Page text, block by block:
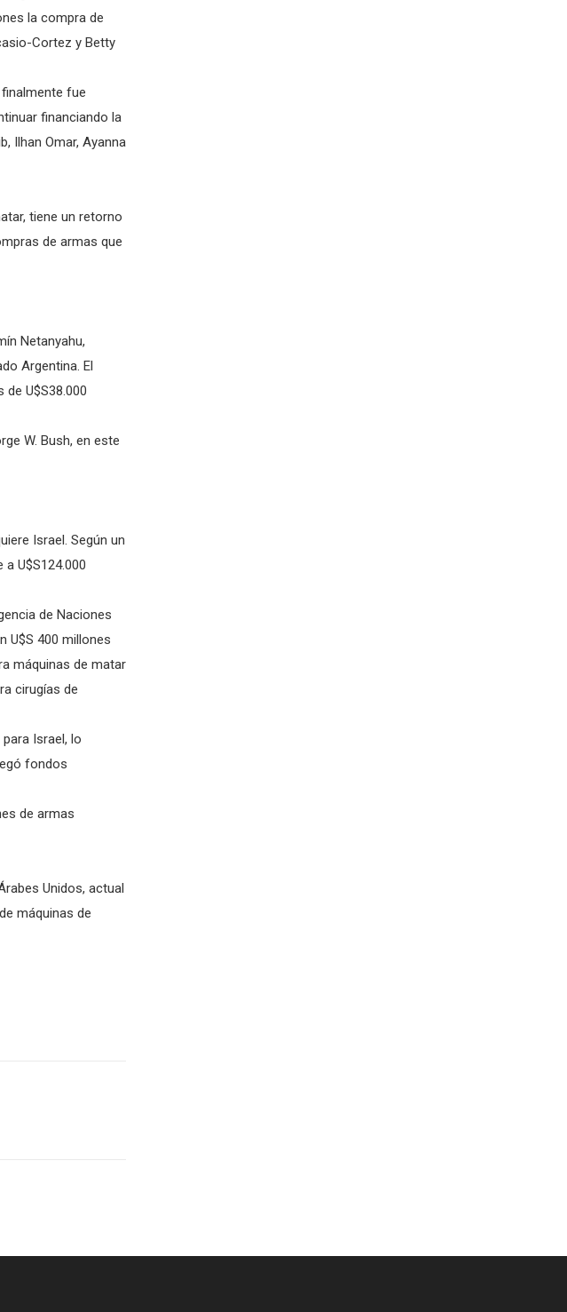
la compra de
Cortez y Betty
fue
financiando la
Ilhan Omar, Ayanna
tiene un retorno
de armas que
Netanyahu,
Argentina. El
U$S38.000
W. Bush, en este
Israel. Según un
U$S124.000
de Naciones
U$S 400 millones
máquinas de matar
cirugías de
Israel, lo
fondos
de armas
Unidos, actual
máquinas de